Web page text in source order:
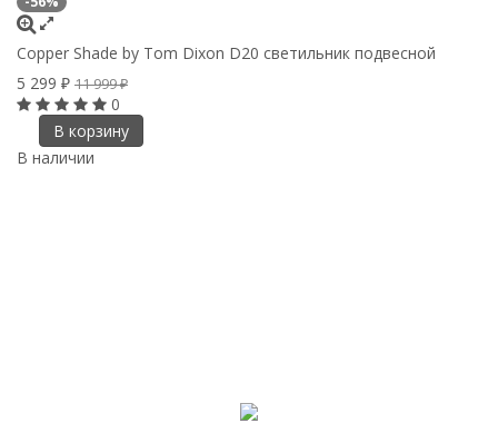
Copper Shade by Tom Dixon D20 светильник подвесной
5 299 ₽ 11 999₽
0
В корзину
В наличии